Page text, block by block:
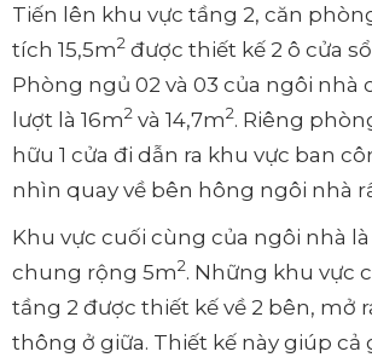
Tiến lên khu vực tầng 2, căn
tích 15,5m2 được thiết kế 2 ô cửa
Phòng ngủ 02 và 03 của ngôi nhà
lượt là 16m2 và 14,7m2. Riêng
hữu 1 cửa đi dẫn ra khu vực ban
nhìn quay về bên hông ngôi nhà
Khu vực cuối cùng của ngôi nhà
chung rộng 5m2. Những khu vực
tầng 2 được thiết kế về 2 bên, mở
thông ở giữa. Thiết kế này giúp cả